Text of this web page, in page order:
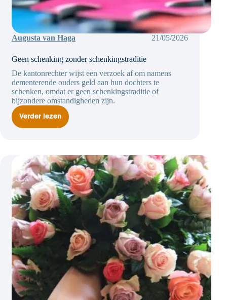
Augusta van Haga 21/05/2026
Geen schenking zonder schenkingstraditie
De kantonrechter wijst een verzoek af om namens
dementerende ouders geld aan hun dochters te
schenken, omdat er geen schenkingstraditie of
bijzondere omstandigheden zijn.
Verder lezen
Geen
schenking